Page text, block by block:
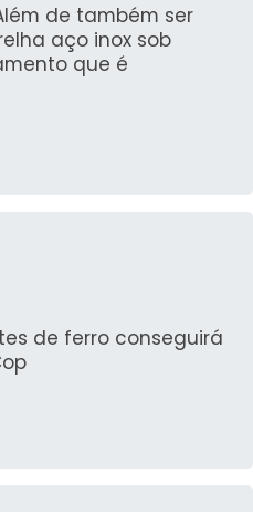
de também ser
aço inox sob
que é
de ferro conseguirá